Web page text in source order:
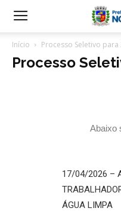
Início Processo Seletivo para
Processo
Abaixo
17/04/2026 –
ÁGUA LIMPA